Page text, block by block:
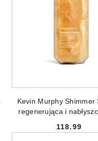
Kevin Murphy Shimmer
regenerująca i
Cena:
118.99